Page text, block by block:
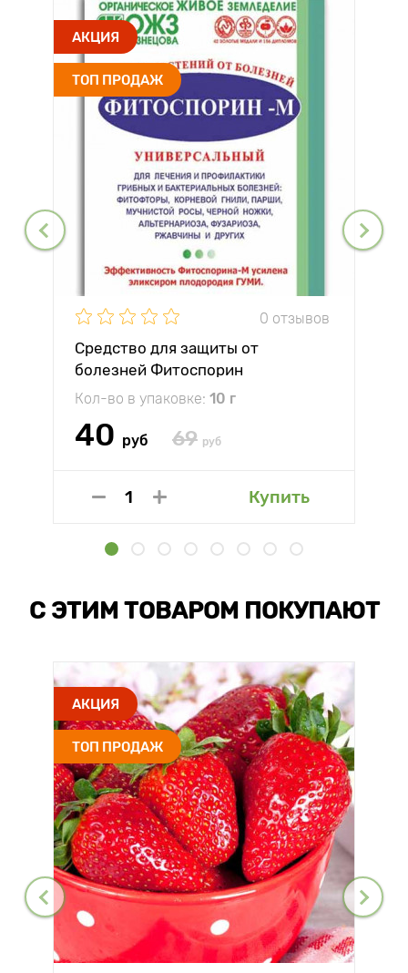
АКЦИЯ
ТОП ПРОДАЖ
0 отзывов
Средство для защиты от
болезней Фитоспорин
Кол-во в упаковке: 10 г
40 руб 69 руб
Купить
С ЭТИМ ТОВАРОМ ПОКУПАЮТ
АКЦИЯ
ТОП ПРОДАЖ